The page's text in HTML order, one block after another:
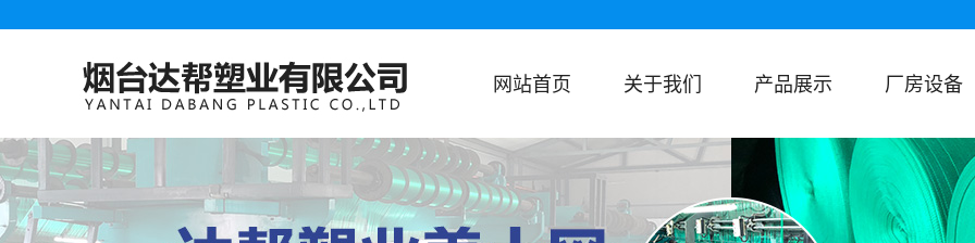
网站首页 关于我们 产品展示 厂房设备